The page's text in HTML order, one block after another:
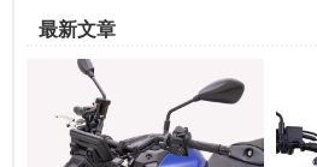
最新文章